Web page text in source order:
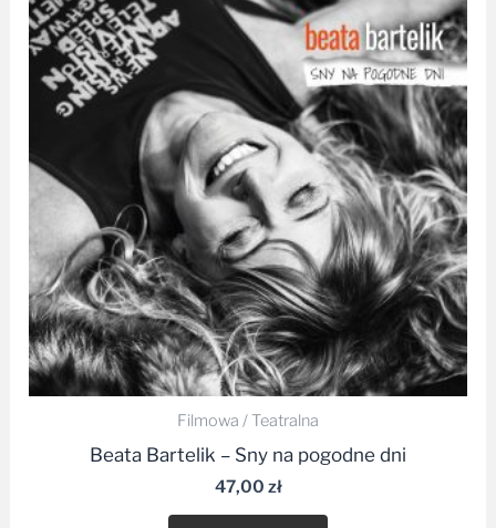
Filmowa / Teatralna
Beata Bartelik – Sny na pogodne dni
47,00 zł